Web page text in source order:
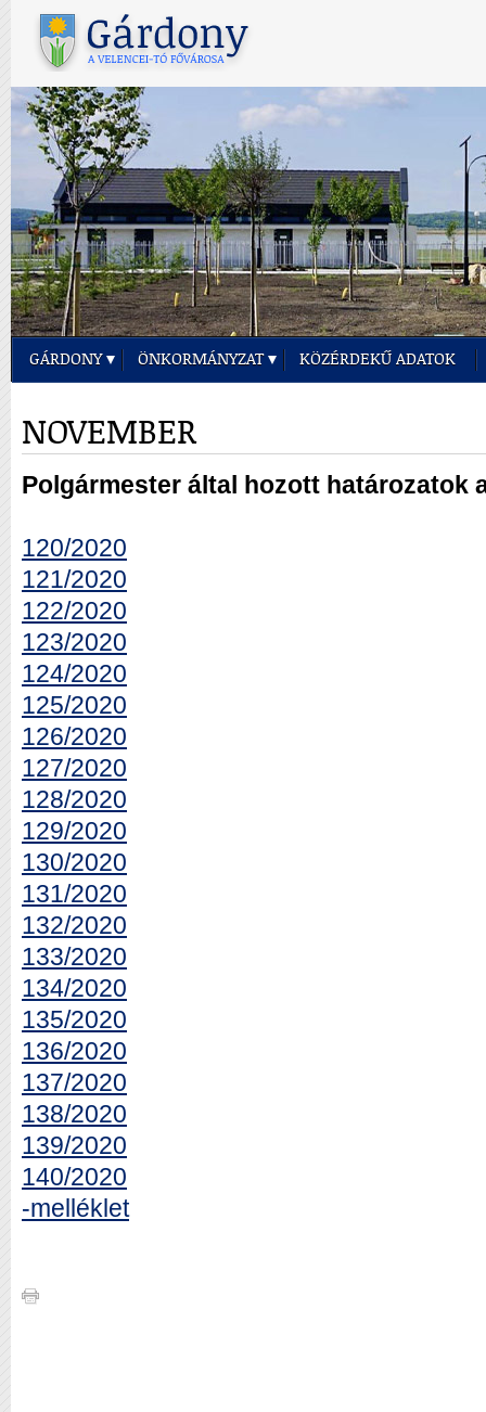
GÁRDONY ÖNKORMÁNYZAT KÖZÉRDEKŰ ADATOK
NOVEMBER
Polgármester által hozott határozatok
120/2020
121/2020
122/2020
123/2020
124/2020
125/2020
126/2020
127/2020
128/2020
129/2020
130/2020
131/2020
132/2020
133/2020
134/2020
135/2020
136/2020
137/2020
138/2020
139/2020
140/2020
-melléklet